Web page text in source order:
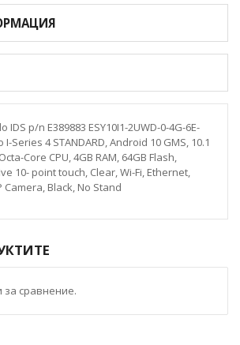
p/n E389883 ESY10I1-2UWD-0-4G-6E-
I-Series 4 STANDARD, Android 10 GMS, 10.1
Core CPU, 4GB RAM, 64GB Flash,
10- point touch, Clear, Wi-Fi, Ethernet,
Camera, Black, No Stand
за сравнение.